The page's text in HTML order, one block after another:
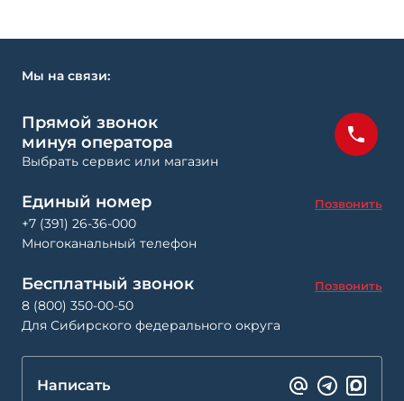
Мы на связи:
Прямой звонок
минуя оператора
Выбрать сервис или магазин
Единый номер Позвонить
+7 (391) 26-36-000
Многоканальный телефон
Бесплатный звонок Позвонить
8 (800) 350-00-50
Для Сибирского федерального округа
Написать